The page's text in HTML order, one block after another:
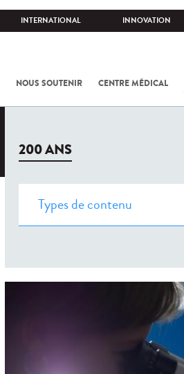
INTERNATIONAL INNOVATION
NOUS SOUTENIR CENTRE MÉDICAL
200 ANS